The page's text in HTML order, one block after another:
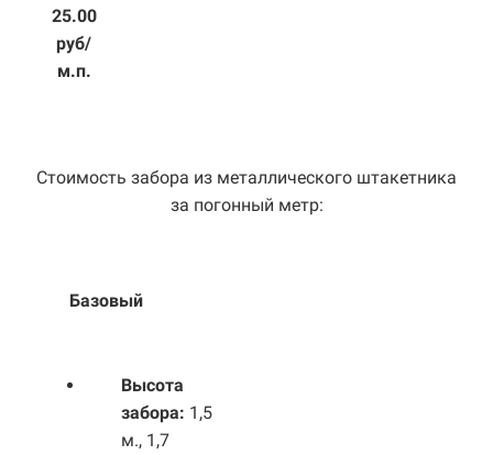
25.00
руб/
м.п.
Стоимость забора из металлического штакетника
за погонный метр:
Базовый
Высота
забора: 1,5
м., 1,7